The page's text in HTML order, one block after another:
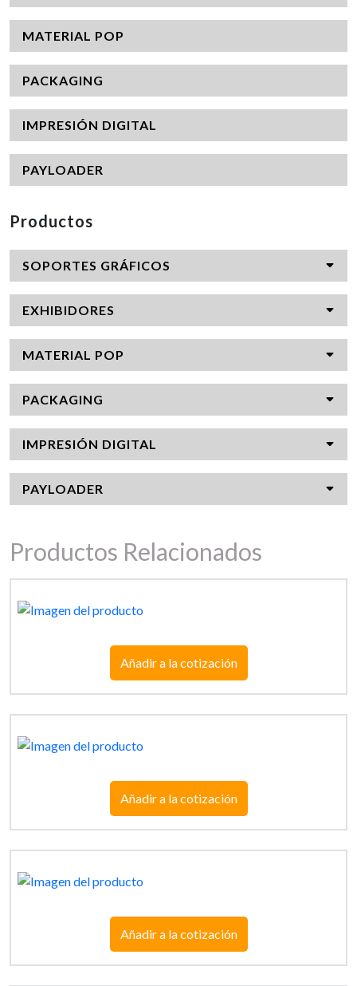
MATERIAL POP
PACKAGING
IMPRESIÓN DIGITAL
PAYLOADER
Productos
SOPORTES GRÁFICOS
EXHIBIDORES
MATERIAL POP
PACKAGING
IMPRESIÓN DIGITAL
PAYLOADER
Productos Relacionados
Añadir a la cotización
Añadir a la cotización
Añadir a la cotización